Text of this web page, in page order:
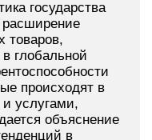
государства
товаров,
глобальной
происходят в
услугами,
объяснение
в